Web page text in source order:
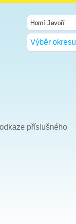
Výběr okresu
příslušného